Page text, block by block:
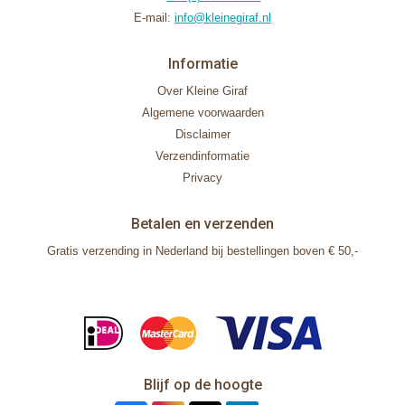
E-mail: info@kleinegiraf.nl
Informatie
Over Kleine Giraf
Algemene voorwaarden
Disclaimer
Verzendinformatie
Privacy
Betalen en verzenden
Gratis verzending in Nederland bij bestellingen boven € 50,-
Blijf op de hoogte